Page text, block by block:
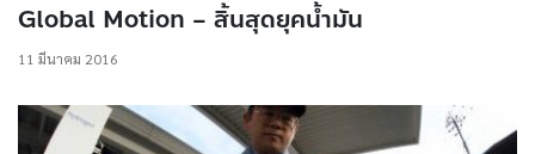
Global Motion – สิ้นสุดยุคน้ำมัน
11 มีนาคม 2016